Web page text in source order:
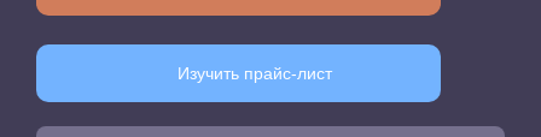
Изучить прайс-лист